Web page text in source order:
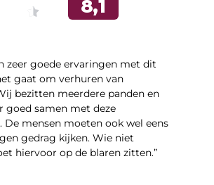
zeer goede ervaringen met dit
gaat om verhuren van
bezitten meerdere panden en
goed samen met deze
De mensen moeten ook wel eens
gedrag kijken. Wie niet
hiervoor op de blaren zitten.”